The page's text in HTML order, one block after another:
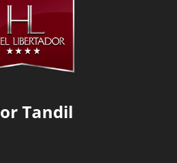
Tandil